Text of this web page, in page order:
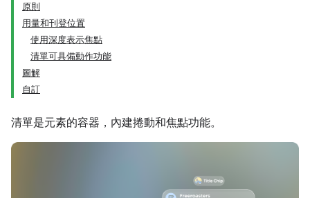
原則
用量和刊登位置
使用深度表示焦點
清單可具備動作功能
圖解
自訂
清單是元素的容器，內建捲動和焦點功能。